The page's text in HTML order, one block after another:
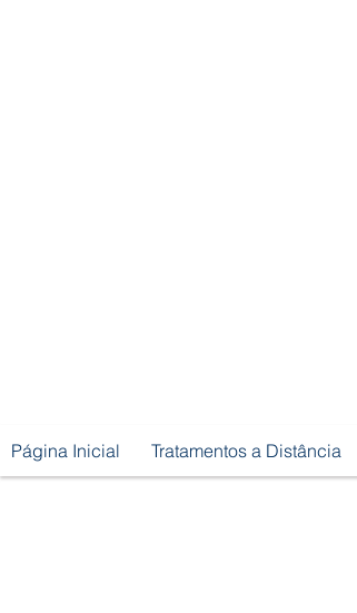
Página Inicial Tratamentos a Distância